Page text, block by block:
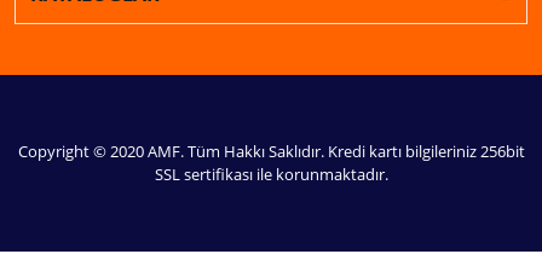
Copyright © 2020 AMF. Tüm Hakkı Saklıdır. Kredi kartı bilgileriniz 256bit
SSL sertifikası ile korunmaktadır.